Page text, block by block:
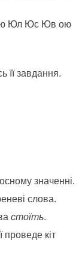
Юл Юс Юв ою
її завдання.
значенні.
слова.
стоїть.
кіт